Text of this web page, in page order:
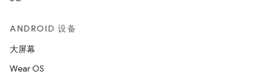
ANDROID 设备
大屏幕
Wear OS